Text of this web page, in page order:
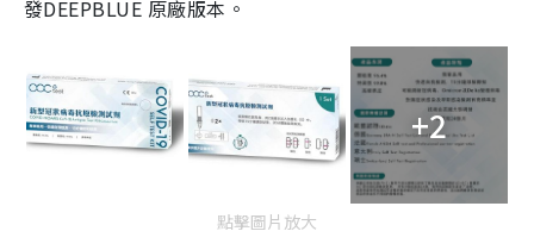
發DEEPBLUE 原廠版本。
+2
點擊圖片放大